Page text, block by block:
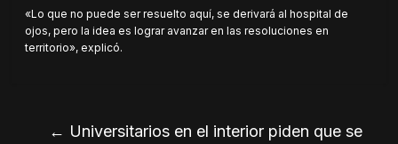
«Lo que no puede ser resuelto aquí, se derivará al hospital de
ojos, pero la idea es lograr avanzar en las resoluciones en
territorio», explicó.
← Universitarios en el interior piden que se